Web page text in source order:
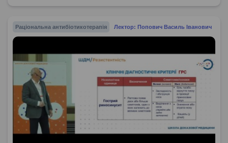
Раціональна антибіотикотерапія Лектор: Попович Василь Іванович